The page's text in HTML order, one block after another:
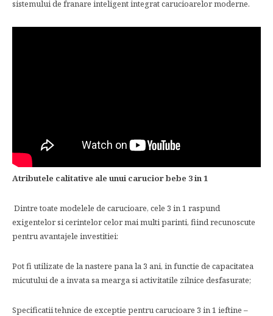
sistemului de franare inteligent integrat carucioarelor moderne.
Atributele calitative ale unui carucior bebe 3 in 1
Dintre toate modelele de carucioare, cele 3 in 1 raspund
exigentelor si cerintelor celor mai multi parinti, fiind recunoscute
pentru avantajele investitiei:
Pot fi utilizate de la nastere pana la 3 ani, in functie de capacitatea
micutului de a invata sa mearga si activitatile zilnice desfasurate;
Specificatii tehnice de exceptie pentru carucioare 3 in 1 ieftine –